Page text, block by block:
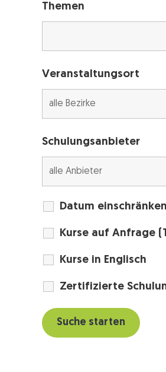
Themen
Veranstaltungsort
Schulungsanbieter
Datum einschränken
Kurse auf Anfrage
Kurse in Englisch
Zertifizierte